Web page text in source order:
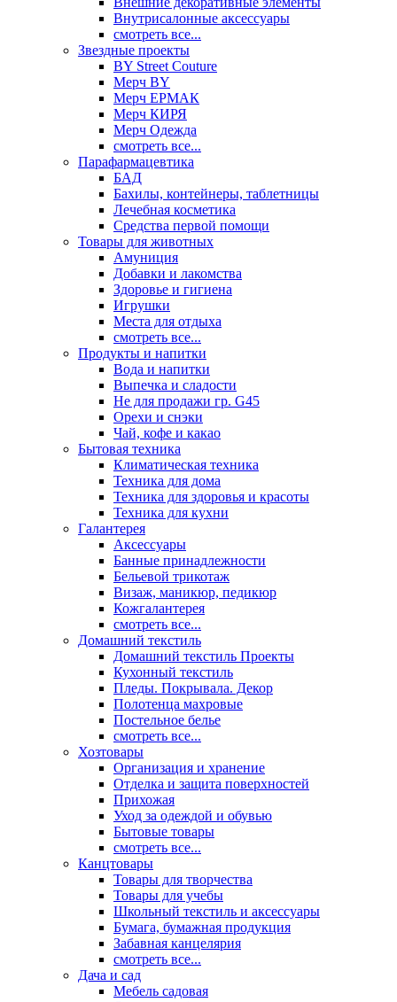
Внутрисалонные аксессуары
смотреть все...
Звездные проекты
BY Street Couture
Мерч BY
Мерч ЕРМАК
Мерч КИРЯ
Мерч Одежда
смотреть все...
Парафармацевтика
БАД
Бахилы, контейнеры, таблетницы
Лечебная косметика
Средства первой помощи
Товары для животных
Амуниция
Добавки и лакомства
Здоровье и гигиена
Игрушки
Места для отдыха
смотреть все...
Продукты и напитки
Вода и напитки
Выпечка и сладости
Не для продажи гр. G45
Орехи и снэки
Чай, кофе и какао
Бытовая техника
Климатическая техника
Техника для дома
Техника для здоровья и красоты
Техника для кухни
Галантерея
Аксессуары
Банные принадлежности
Бельевой трикотаж
Визаж, маникюр, педикюр
Кожгалантерея
смотреть все...
Домашний текстиль
Домашний текстиль Проекты
Кухонный текстиль
Пледы. Покрывала. Декор
Полотенца махровые
Постельное белье
смотреть все...
Хозтовары
Организация и хранение
Отделка и защита поверхностей
Прихожая
Уход за одеждой и обувью
Бытовые товары
смотреть все...
Канцтовары
Товары для творчества
Товары для учебы
Школьный текстиль и аксессуары
Бумага, бумажная продукция
Забавная канцелярия
смотреть все...
Дача и сад
Мебель садовая